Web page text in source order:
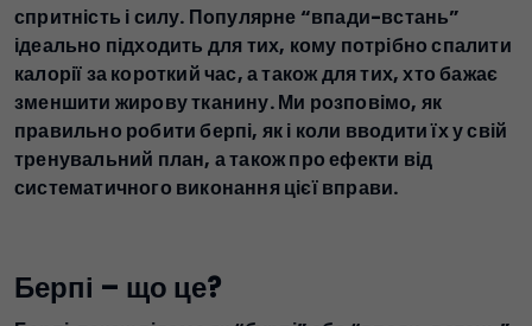
спритність і силу. Популярне “впади-встань”
ідеально підходить для тих, кому потрібно спалити
калорії за короткий час, а також для тих, хто бажає
зменшити жирову тканину. Ми розповімо, як
правильно робити берпі, як і коли вводити їх у свій
тренувальний план, а також про ефекти від
систематичного виконання цієї вправи.
Берпі – що це?